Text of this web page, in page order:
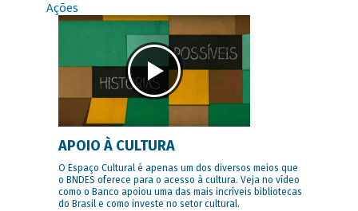
Ações
APOIO À CULTURA
O Espaço Cultural é apenas um dos diversos meios que
o BNDES oferece para o acesso à cultura. Veja no vídeo
como o Banco apoiou uma das mais incríveis bibliotecas
do Brasil e como investe no setor cultural.